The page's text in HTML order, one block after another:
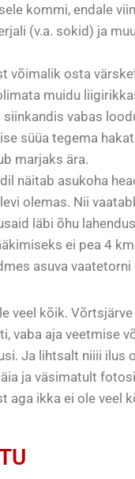
kommi, endale
(v.a. sokid) ja
võimalik osta
muidu
vabas
süüa tegema
marjaks ära.
näitab asukoha
olemas. Nii
läbi õhu
ei pea 4
asuva
veel kõik.
vaba aja veetmise
Ja lihtsalt niiii ilus
ja väsimatult
aga ikka ei ole veel